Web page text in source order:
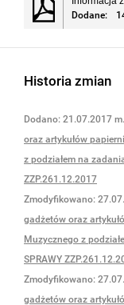
Dodane:
Historia zmian
Dodano: 21.07.2017
oraz artykułów
z podziałem na
ZZP.261.12.2017
Zmodyfikowano:
gadżetów oraz
Muzycznego z
SPRAWY
Zmodyfikowano:
gadżetów oraz